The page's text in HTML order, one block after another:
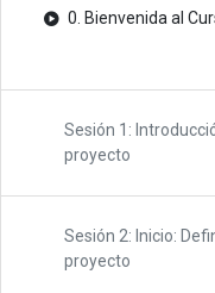
0. Bienvenida al
Sesión 1:
proyecto
Sesión 2: Inicio:
proyecto